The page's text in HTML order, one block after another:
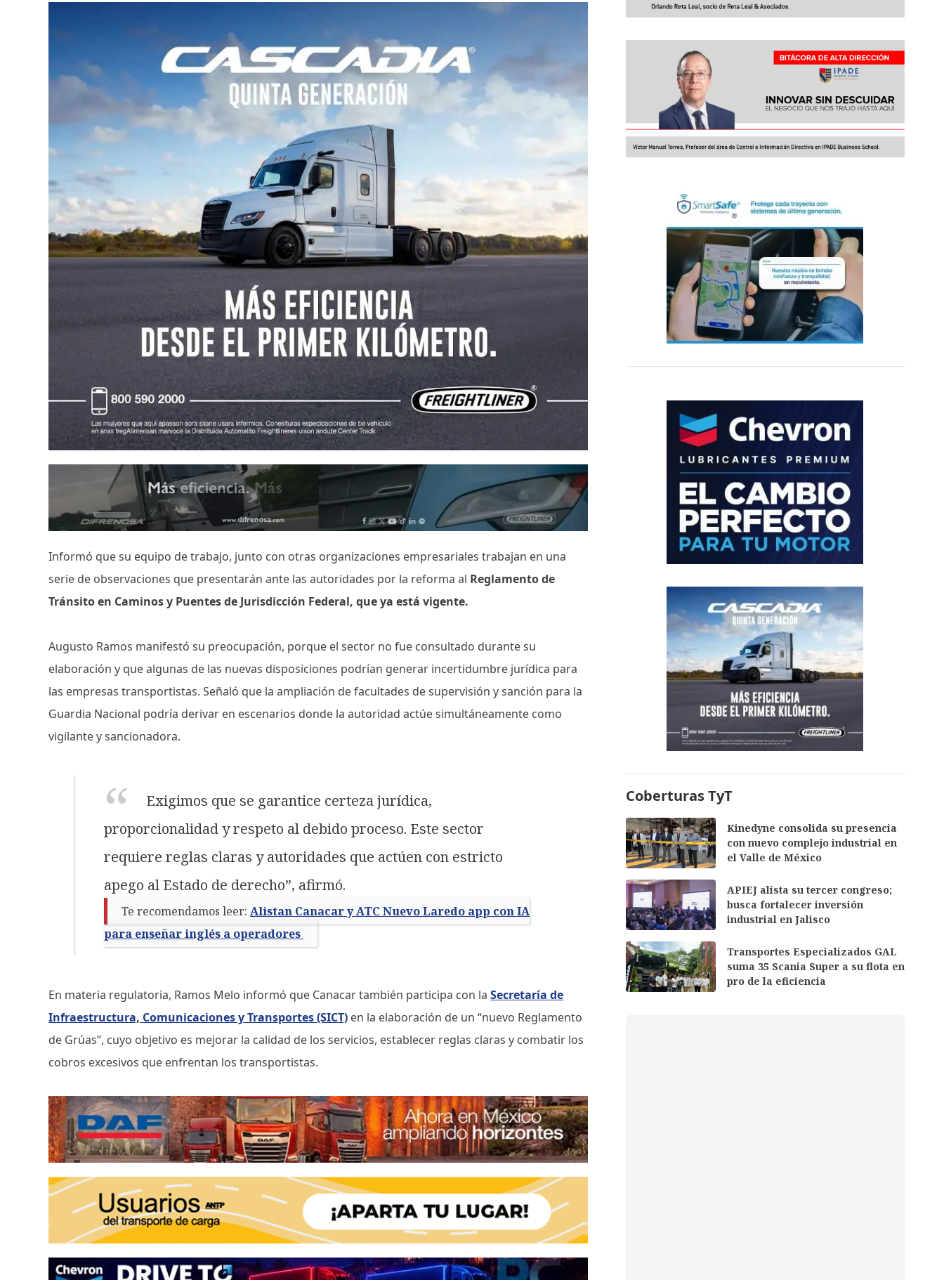
Informó que su equipo de trabajo, junto con otras organizaciones empresariales trabajan en una
serie de observaciones que presentarán ante las autoridades por la reforma al Reglamento de
Tránsito en Caminos y Puentes de Jurisdicción Federal, que ya está vigente.
Augusto Ramos manifestó su preocupación, porque el sector no fue consultado durante su
elaboración y que algunas de las nuevas disposiciones podrían generar incertidumbre jurídica para
las empresas transportistas. Señaló que la ampliación de facultades de supervisión y sanción para la
Guardia Nacional podría derivar en escenarios donde la autoridad actúe simultáneamente como
vigilante y sancionadora.
Exigimos que se garantice certeza jurídica,
proporcionalidad y respeto al debido proceso. Este sector
requiere reglas claras y autoridades que actúen con estricto
apego al Estado de derecho”, afirmó.
Te recomendamos leer: Alistan Canacar y ATC Nuevo Laredo app con IA
para enseñar inglés a operadores
En materia regulatoria, Ramos Melo informó que Canacar también participa con laSecretaría de
Infraestructura, Comunicaciones y Transportes (SICT) en la elaboración de un “nuevo Reglamento
de Grúas”, cuyo objetivo es mejorar la calidad de los servicios, establecer reglas claras y combatir los
cobros excesivos que enfrentan los transportistas.
Coberturas TyT
Kinedyne consolida su presencia
con nuevo complejo industrial en
el Valle de México
APIEJ alista su tercer congreso;
busca fortalecer inversión
industrial en Jalisco
Transportes Especializados GAL
suma 35 Scania Super a su flota en
pro de la eficiencia